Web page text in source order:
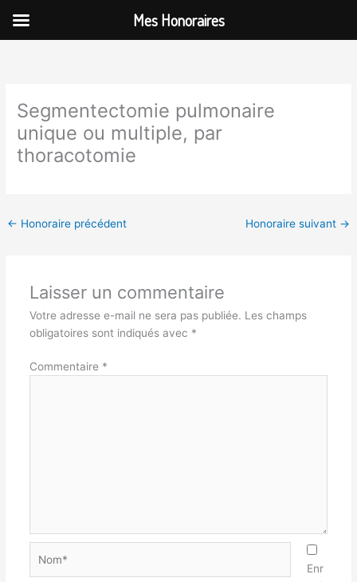
contenu
Segmentectomie pulmonaire
unique ou multiple, par
thoracotomie
← Honoraire précédent Honoraire suivant →
Laisser un commentaire
Votre adresse e-mail ne sera pas publiée. Les champs
obligatoires sont indiqués avec *
Commentaire *
Enr
Mes Honoraires